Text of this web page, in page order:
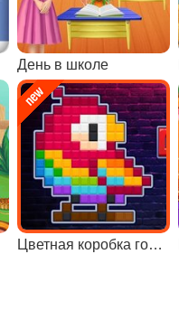
День в школе
Цветная коробка головоломки